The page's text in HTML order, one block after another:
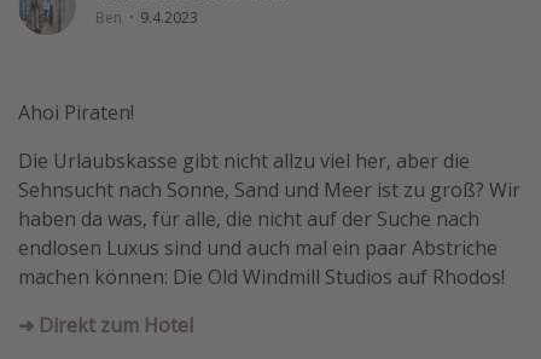
Strandurlaub
Hotels in Amsterdam
Hotels am Achensee
Weitere Themen
Reise Journal
Familienurlaub in der Türkei
Ben · 9.4.2023
Ahoi Piraten!
Die Urlaubskasse gibt nicht allzu viel her, aber die
Sehnsucht nach Sonne, Sand und Meer ist zu groß? Wir
haben da was, für alle, die nicht auf der Suche nach
endlosen Luxus sind und auch mal ein paar Abstriche
machen können: Die Old Windmill Studios auf Rhodos!
➜ Direkt zum Hotel